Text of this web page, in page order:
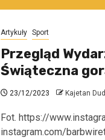
Artykuły Sport
Przegląd
Świąteczna
23/12/2023 Kajetan
Fot. https://
instagram.com/